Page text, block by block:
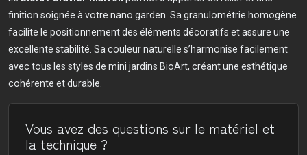
finition soignée à votre nano garden. Sa granulométrie homogène
facilite le positionnement des éléments décoratifs et assure une
excellente stabilité. Sa couleur naturelle s’harmonise facilement
avec tous les styles de mini jardins BioArt, créant une esthétique
cohérente et durable.
Vous avez des questions sur le matériel et
la technique ?